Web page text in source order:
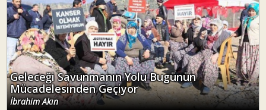
Geleceği Savunmanın Yolu Bugünün
Mücadelesinden Geçiyor
İbrahim Akın